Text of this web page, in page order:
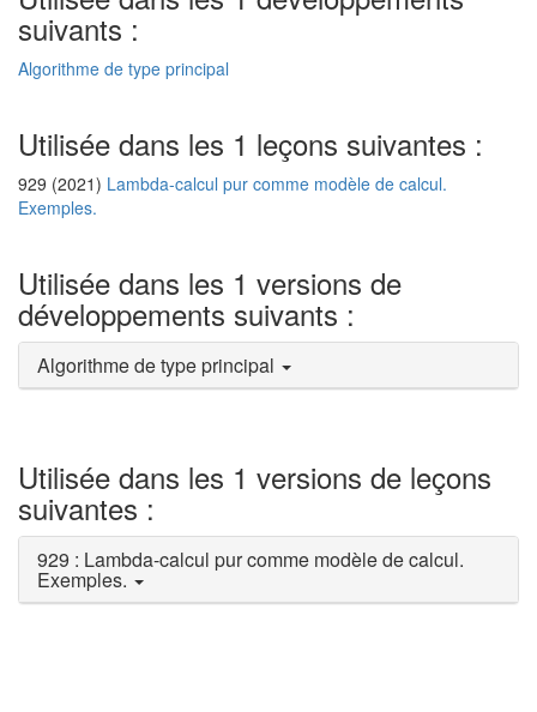
suivants :
Algorithme de type principal
Utilisée dans les 1 leçons suivantes :
929 (2021) Lambda-calcul pur comme modèle de calcul.
Exemples.
Utilisée dans les 1 versions de
développements suivants :
Algorithme de type principal
Utilisée dans les 1 versions de leçons
suivantes :
929 : Lambda-calcul pur comme modèle de calcul.
Exemples.